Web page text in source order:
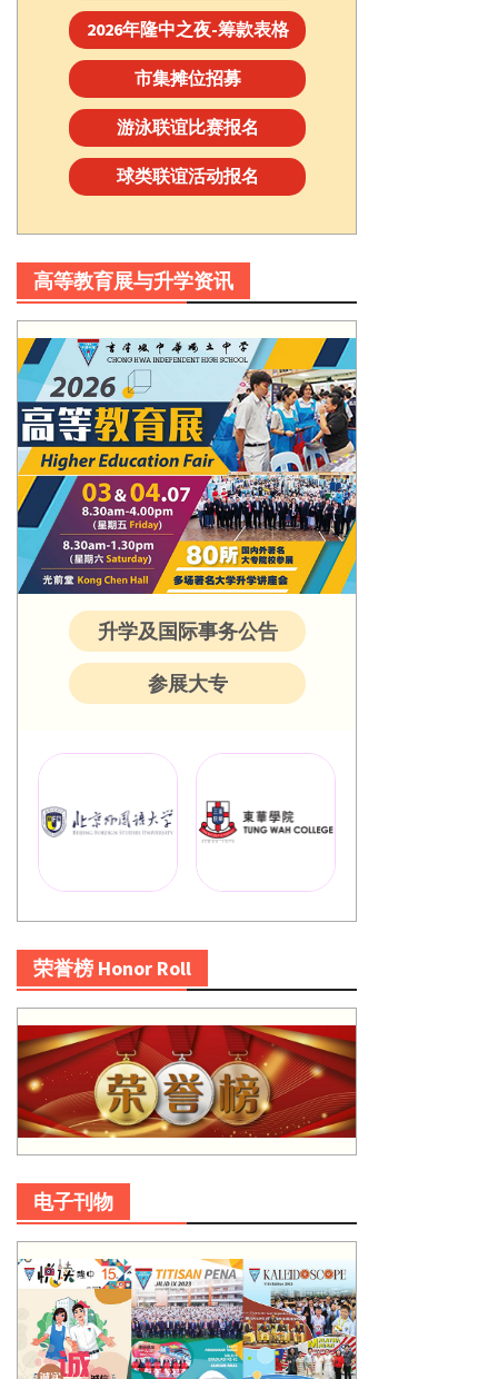
2026年隆中之夜-筹款表格
市集摊位招募
游泳联谊比赛报名
球类联谊活动报名
高等教育展与升学资讯
升学及国际事务公告
参展大专
荣誉榜 Honor Roll
电子刊物